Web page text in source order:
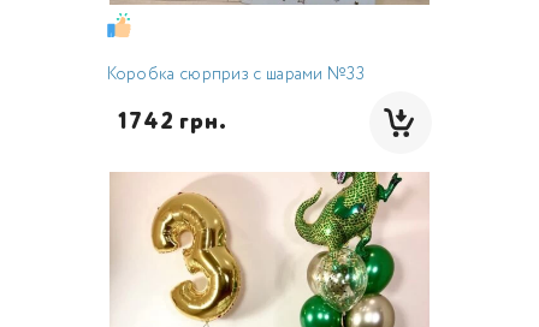
Коробка сюрприз с шарами №33
  1742 грн.